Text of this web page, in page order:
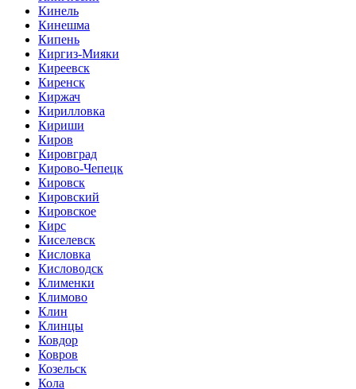
Кинель
Кинешма
Кипень
Киргиз-Мияки
Киреевск
Киренск
Киржач
Кирилловка
Кириши
Киров
Кировград
Кирово-Чепецк
Кировск
Кировский
Кировское
Кирс
Киселевск
Кисловка
Кисловодск
Клименки
Климово
Клин
Клинцы
Ковдор
Ковров
Козельск
Кола